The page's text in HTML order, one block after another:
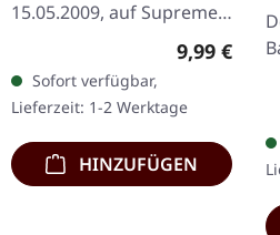
15.05.2009, auf Supreme
Chaos Records. CD im
Jewelcase mit 16-seitigem
Booklet. Was passiert,
wenn man die…
Regulärer
9,99 €
Sofort verfügbar,
Lieferzeit: 1-2 Werktage
HINZUFÜGEN